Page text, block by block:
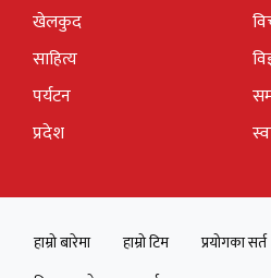
खेलकुद
साहित्य
पर्यटन
प्रदेश
हाम्रो बारेमा हाम्रो टिम प्रयोगका सर्त